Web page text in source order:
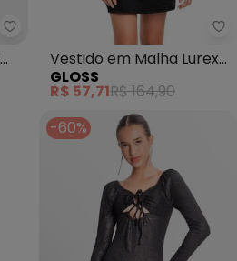
Minty - Vestido Juvenil Ribana
Vestido em Malha Lurex
Juvenil (Preto)
GLOSS
R$ 57,71R$ 164,90
-60%